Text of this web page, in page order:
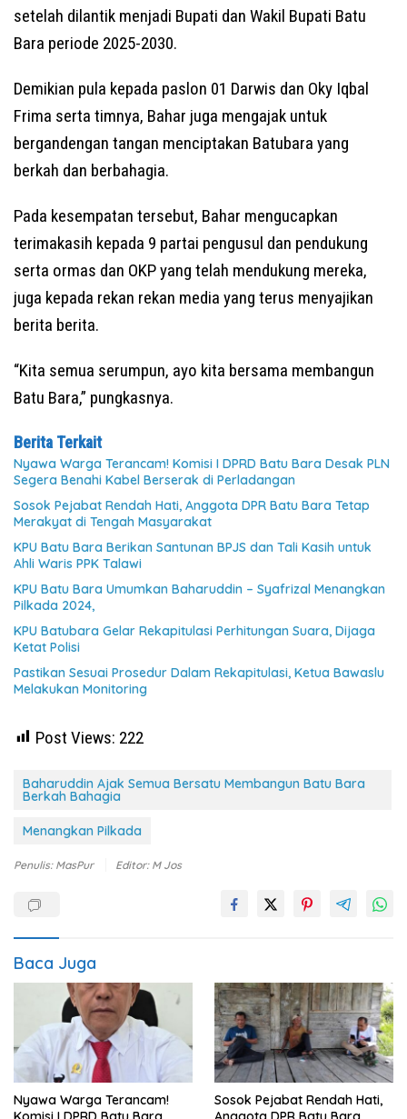
setelah dilantik menjadi Bupati dan Wakil Bupati Batu
Bara periode 2025-2030.
Demikian pula kepada paslon 01 Darwis dan Oky Iqbal
Frima serta timnya, Bahar juga mengajak untuk
bergandengan tangan menciptakan Batubara yang
berkah dan berbahagia.
Pada kesempatan tersebut, Bahar mengucapkan
terimakasih kepada 9 partai pengusul dan pendukung
serta ormas dan OKP yang telah mendukung mereka,
juga kepada rekan rekan media yang terus menyajikan
berita berita.
“Kita semua serumpun, ayo kita bersama membangun
Batu Bara,” pungkasnya.
Berita Terkait
Nyawa Warga Terancam! Komisi I DPRD Batu Bara Desak PLN
Segera Benahi Kabel Berserak di Perladangan
Sosok Pejabat Rendah Hati, Anggota DPR Batu Bara Tetap
Merakyat di Tengah Masyarakat
KPU Batu Bara Berikan Santunan BPJS dan Tali Kasih untuk
Ahli Waris PPK Talawi
KPU Batu Bara Umumkan Baharuddin – Syafrizal Menangkan
Pilkada 2024,
KPU Batubara Gelar Rekapitulasi Perhitungan Suara, Dijaga
Ketat Polisi
Pastikan Sesuai Prosedur Dalam Rekapitulasi, Ketua Bawaslu
Melakukan Monitoring
Post Views: 222
Baharuddin Ajak Semua Bersatu Membangun Batu Bara
Berkah Bahagia
Menangkan Pilkada
Penulis: MasPur Editor: M Jos
Baca Juga
Nyawa Warga Terancam!
Sosok Pejabat Rendah Hati,